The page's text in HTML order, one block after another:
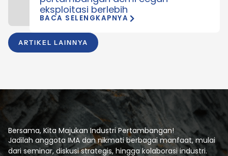
ARTIKEL LAINNYA
eksploitasi berlebih
BACA SELENGKAPNYA
Bersama, Kita Majukan Industri Pertambangan!
Jadilah anggota IMA dan nikmati berbagai manfaat, mulai
dari seminar, diskusi strategis, hingga kolaborasi industri.